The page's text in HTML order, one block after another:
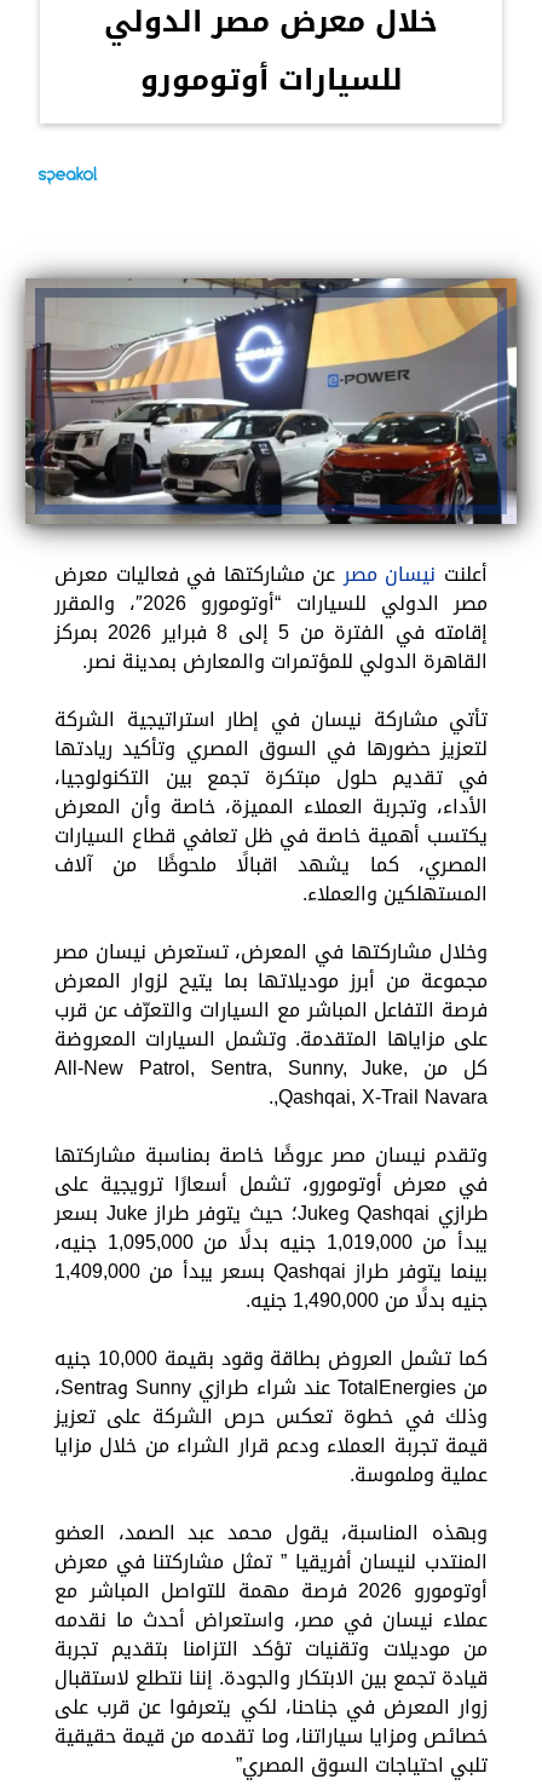
خلال معرض مصر الدولي
للسيارات أوتومورو
أعلنت نيسان مصرعن مشاركتها في فعاليات معرض
مصر الدولي للسيارات “أوتومورو 2026″، والمقرر
إقامته في الفترة من 5 إلى 8 فبراير 2026 بمركز
القاهرة الدولي للمؤتمرات والمعارض بمدينة نصر.
تأتي مشاركة نيسان في إطار استراتيجية الشركة
لتعزيز حضورها في السوق المصري وتأكيد ريادتها
في تقديم حلول مبتكرة تجمع بين التكنولوجيا،
الأداء، وتجربة العملاء المميزة، خاصة وأن المعرض
يكتسب أهمية خاصة في ظل تعافي قطاع السيارات
المصري، كما يشهد اقبالًا ملحوظًا من آلاف
المستهلكين والعملاء.
وخلال مشاركتها في المعرض، تستعرض نيسان مصر
مجموعة من أبرز موديلاتها بما يتيح لزوار المعرض
فرصة التفاعل المباشر مع السيارات والتعرّف عن قرب
على مزاياها المتقدمة. وتشمل السيارات المعروضة
كل من All-New Patrol, Sentra, Sunny, Juke,
Qashqai, X-Trail Navara,.
وتقدم نيسان مصر عروضًا خاصة بمناسبة مشاركتها
في معرض أوتومورو، تشمل أسعارًا ترويجية على
طرازي Qashqai وJuke؛ حيث يتوفر طراز Juke بسعر
يبدأ من 1,019,000 جنيه بدلًا من 1,095,000 جنيه،
بينما يتوفر طراز Qashqai بسعر يبدأ من 1,409,000
جنيه بدلًا من 1,490,000 جنيه.
كما تشمل العروض بطاقة وقود بقيمة 10,000 جنيه
من TotalEnergies عند شراء طرازي Sunny وSentra،
وذلك في خطوة تعكس حرص الشركة على تعزيز
قيمة تجربة العملاء ودعم قرار الشراء من خلال مزايا
عملية وملموسة.
وبهذه المناسبة، يقول محمد عبد الصمد، العضو
المنتدب لنيسان أفريقيا ” تمثل مشاركتنا في معرض
أوتومورو 2026 فرصة مهمة للتواصل المباشر مع
عملاء نيسان في مصر، واستعراض أحدث ما نقدمه
من موديلات وتقنيات تؤكد التزامنا بتقديم تجربة
قيادة تجمع بين الابتكار والجودة. إننا نتطلع لاستقبال
زوار المعرض في جناحنا، لكي يتعرفوا عن قرب على
خصائص ومزايا سياراتنا، وما تقدمه من قيمة حقيقية
تلبي احتياجات السوق المصري”